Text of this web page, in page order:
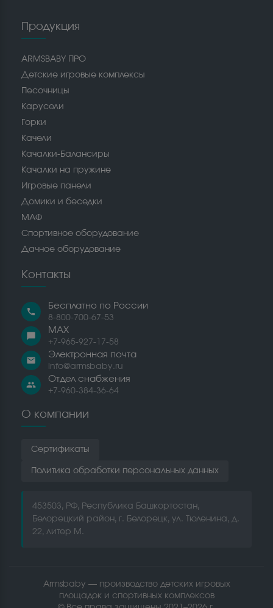
Продукция
ARMSBABY ПРО
Детские игровые комплексы
Песочницы
Карусели
Горки
Качели
Качалки-Балансиры
Качалки на пружине
Игровые панели
Домики и беседки
МАФ
Спортивное оборудование
Дачное оборудование
Контакты
call
Бесплатно по России
8-800-700-67-53
chat_bubble
MAX
+7-965-927-17-58
email
Электронная почта
info@armsbaby.ru
people
Отдел снабжения
+7-960-384-36-64
О компании
Сертификаты
Политика обработки персональных данных
453503, РФ, Республика Башкортостан,
Белорецкий район, г. Белорецк, ул. Тюленина, д.
22, литер М.
Armsbaby — производство детских игровых
площадок и спортивных комплексов